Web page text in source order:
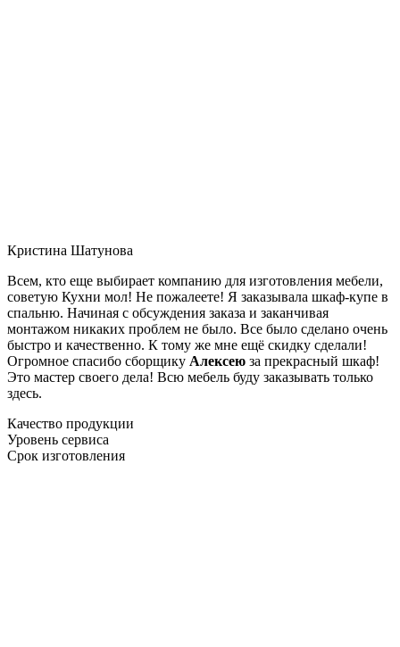
Кристина Шатунова
Всем, кто еще выбирает компанию для изготовления мебели,
советую Кухни мол! Не пожалеете! Я заказывала шкаф-купе в
спальню. Начиная с обсуждения заказа и заканчивая
монтажом никаких проблем не было. Все было сделано очень
быстро и качественно. К тому же мне ещё скидку сделали!
Огромное спасибо сборщику Алексею за прекрасный шкаф!
Это мастер своего дела! Всю мебель буду заказывать только
здесь.
Качество продукции
Уровень сервиса
Срок изготовления